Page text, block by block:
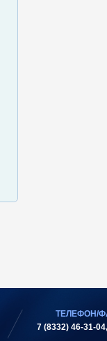
ТЕЛЕФОН/
7 (8332) 46-31-